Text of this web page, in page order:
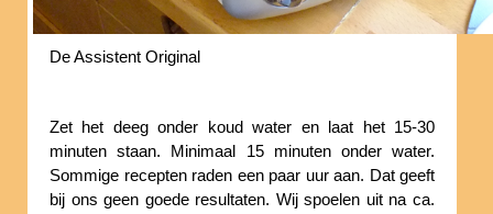
De Assistent Original
Zet het deeg onder koud water en laat het 15-30
minuten staan. Minimaal 15 minuten onder water.
Sommige recepten raden een paar uur aan. Dat geeft
bij ons geen goede resultaten. Wij spoelen uit na ca.